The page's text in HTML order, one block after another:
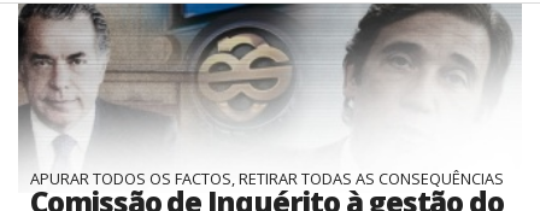
APURAR TODOS OS FACTOS, RETIRAR TODAS AS CONSEQUÊNCIAS
Comissão de Inquérito à gestão do